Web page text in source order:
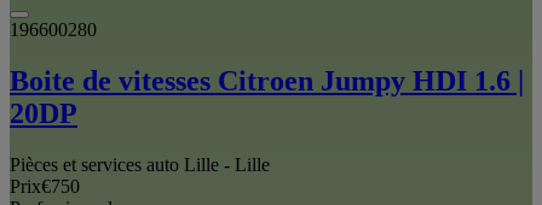
196600280
Boite de vitesses Citroen Jumpy HDI 1.6 |
20DP
Pièces et services auto Lille - Lille
Prix€750